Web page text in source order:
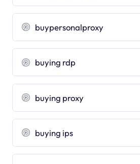
buypersonalproxy
buying rdp
buying proxy
buying ips